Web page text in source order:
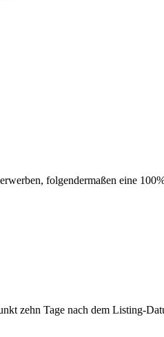
folgendermaßen eine
zehn Tage nach dem Listing-